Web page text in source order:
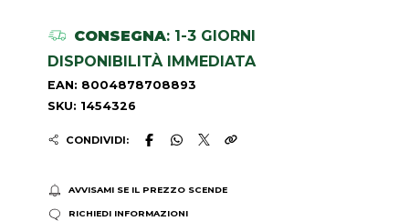
CONSEGNA: 1-3 GIORNI
DISPONIBILITÀ IMMEDIATA
EAN: 8004878708893
SKU: 1454326
CONDIVIDI:
AVVISAMI SE IL PREZZO SCENDE
RICHIEDI INFORMAZIONI